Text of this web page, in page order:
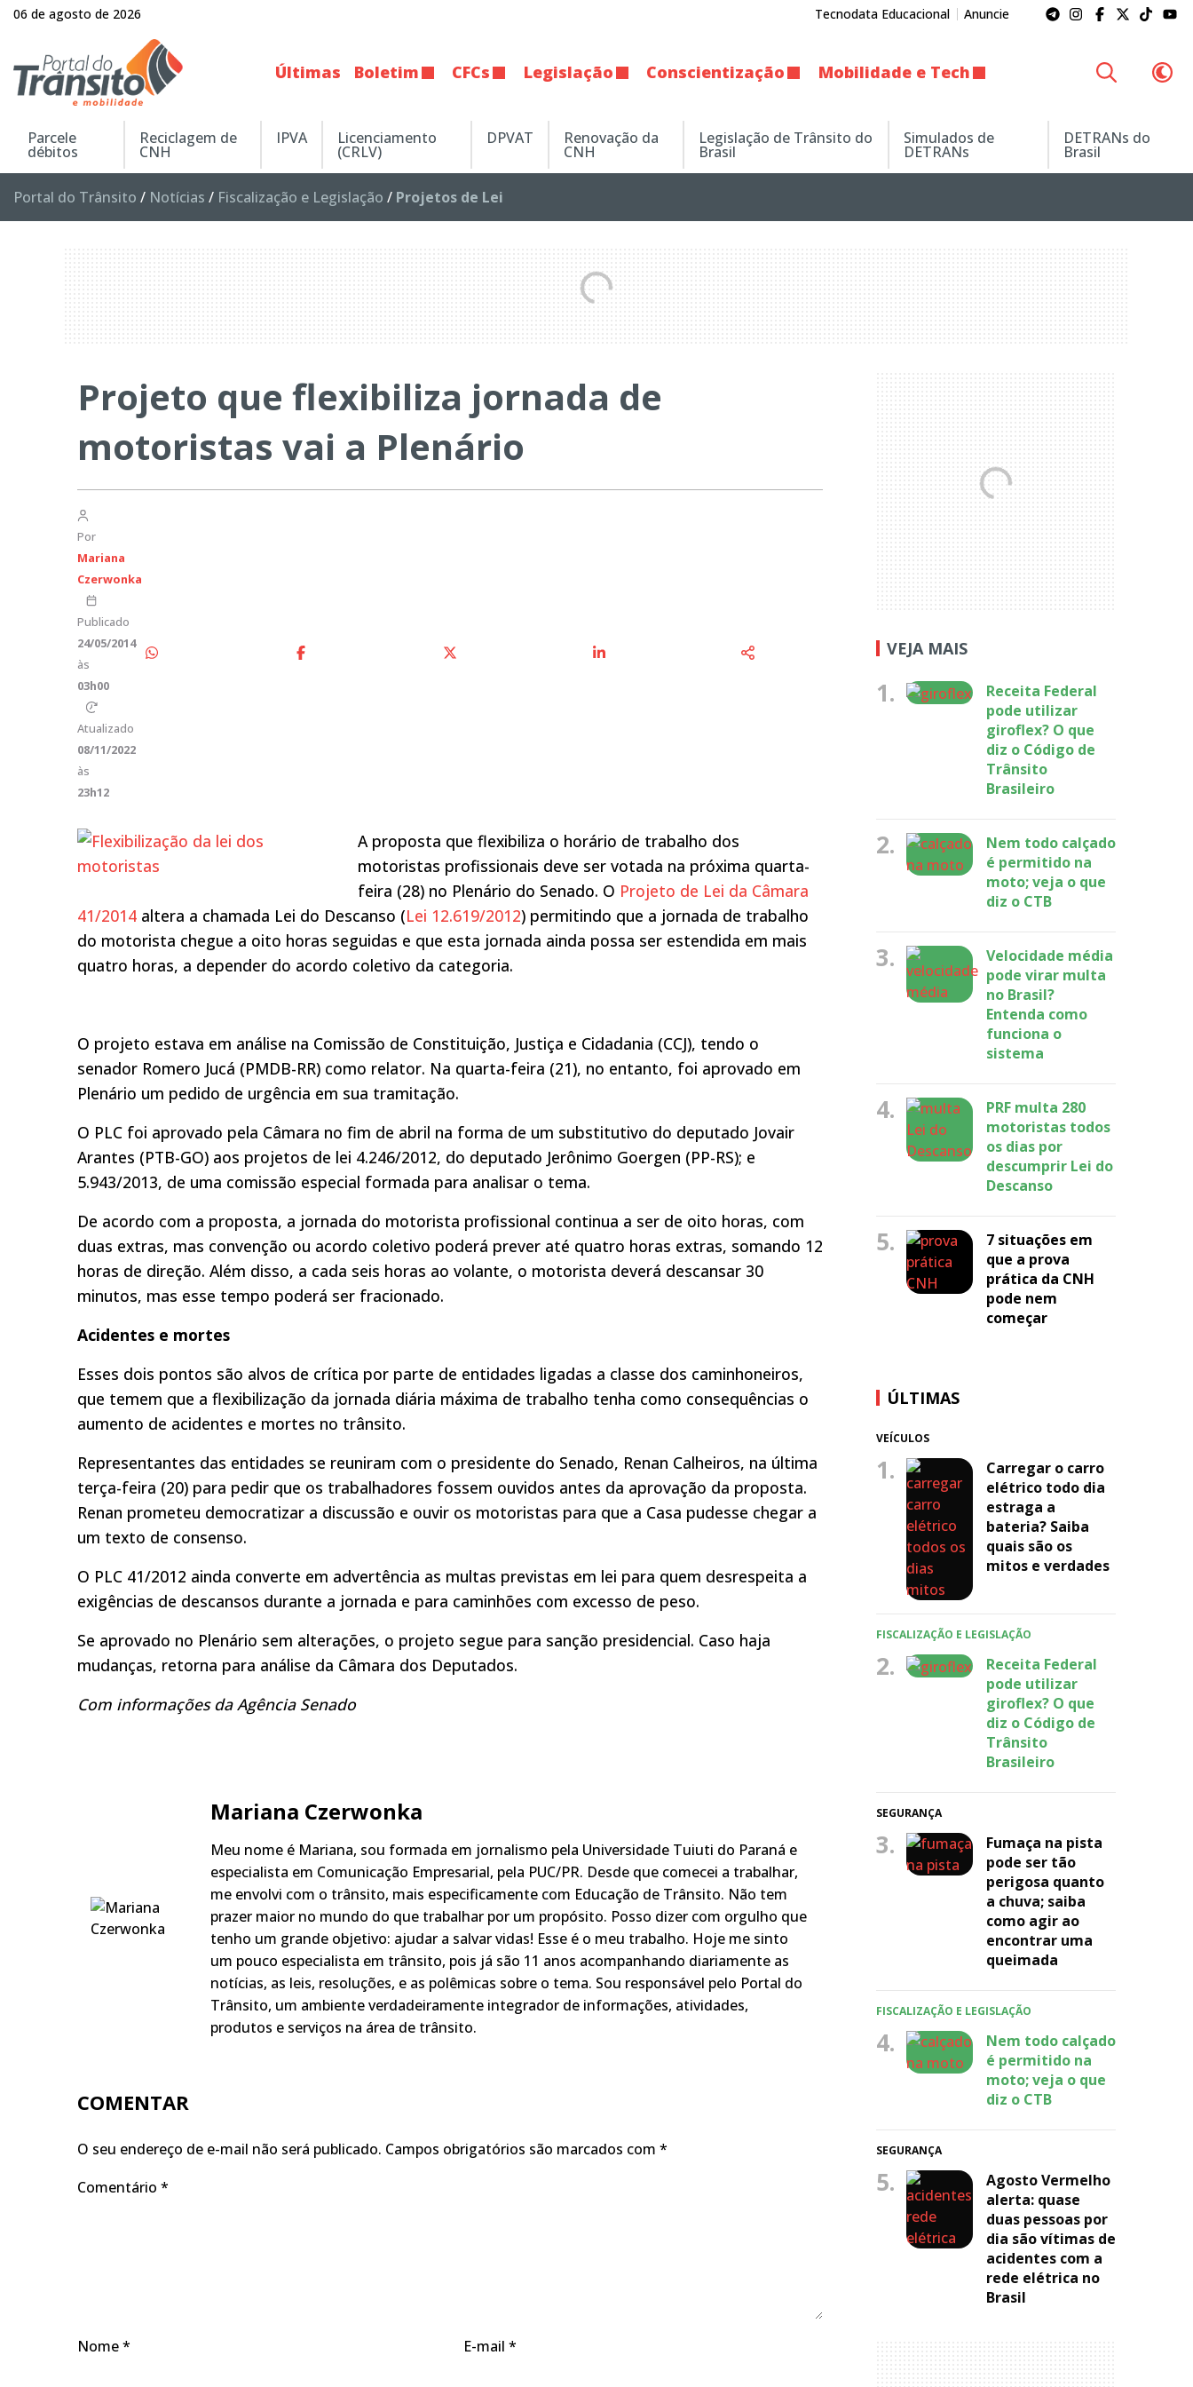
06 de agosto de 2026 Tecnodata Educacional Anuncie
Últimas Boletim CFCs Legislação Conscientização Mobilidade e Tech
Parcele
débitos
Reciclagem de
CNH
IPVA Licenciamento
(CRLV)
DPVAT Renovação da
CNH
Legislação de Trânsito do
Brasil
Simulados de
DETRANs
DETRANs do
Brasil
Portal do Trânsito / Notícias / Fiscalização e Legislação / Projetos de Lei
Projeto que flexibiliza jornada de
motoristas vai a Plenário
Por
Mariana
Czerwonka
Publicado
24/05/2014
às
03h00
Atualizado
08/11/2022
às
23h12
A proposta que flexibiliza o horário de trabalho dos
motoristas profissionais deve ser votada na próxima quarta-
feira (28) no Plenário do Senado. O Projeto de Lei da Câmara
41/2014 altera a chamada Lei do Descanso (Lei 12.619/2012) permitindo que a jornada de trabalho
do motorista chegue a oito horas seguidas e que esta jornada ainda possa ser estendida em mais
quatro horas, a depender do acordo coletivo da categoria.
O projeto estava em análise na Comissão de Constituição, Justiça e Cidadania (CCJ), tendo o
senador Romero Jucá (PMDB-RR) como relator. Na quarta-feira (21), no entanto, foi aprovado em
Plenário um pedido de urgência em sua tramitação.
O PLC foi aprovado pela Câmara no fim de abril na forma de um substitutivo do deputado Jovair
Arantes (PTB-GO) aos projetos de lei 4.246/2012, do deputado Jerônimo Goergen (PP-RS); e
5.943/2013, de uma comissão especial formada para analisar o tema.
De acordo com a proposta, a jornada do motorista profissional continua a ser de oito horas, com
duas extras, mas convenção ou acordo coletivo poderá prever até quatro horas extras, somando 12
horas de direção. Além disso, a cada seis horas ao volante, o motorista deverá descansar 30
minutos, mas esse tempo poderá ser fracionado.
Acidentes e mortes
Esses dois pontos são alvos de crítica por parte de entidades ligadas a classe dos caminhoneiros,
que temem que a flexibilização da jornada diária máxima de trabalho tenha como consequências o
aumento de acidentes e mortes no trânsito.
Representantes das entidades se reuniram com o presidente do Senado, Renan Calheiros, na última
terça-feira (20) para pedir que os trabalhadores fossem ouvidos antes da aprovação da proposta.
Renan prometeu democratizar a discussão e ouvir os motoristas para que a Casa pudesse chegar a
um texto de consenso.
O PLC 41/2012 ainda converte em advertência as multas previstas em lei para quem desrespeita a
exigências de descansos durante a jornada e para caminhões com excesso de peso.
Se aprovado no Plenário sem alterações, o projeto segue para sanção presidencial. Caso haja
mudanças, retorna para análise da Câmara dos Deputados.
Com informações da Agência Senado
Mariana Czerwonka
Meu nome é Mariana, sou formada em jornalismo pela Universidade Tuiuti do Paraná e
especialista em Comunicação Empresarial, pela PUC/PR. Desde que comecei a trabalhar,
me envolvi com o trânsito, mais especificamente com Educação de Trânsito. Não tem
prazer maior no mundo do que trabalhar por um propósito. Posso dizer com orgulho que
tenho um grande objetivo: ajudar a salvar vidas! Esse é o meu trabalho. Hoje me sinto
um pouco especialista em trânsito, pois já são 11 anos acompanhando diariamente as
notícias, as leis, resoluções, e as polêmicas sobre o tema. Sou responsável pelo Portal do
Trânsito, um ambiente verdadeiramente integrador de informações, atividades,
produtos e serviços na área de trânsito.
COMENTAR
O seu endereço de e-mail não será publicado. Campos obrigatórios são marcados com *
Comentário *
Nome* E-mail *
VEJA MAIS
1.
Receita Federal
pode utilizar
giroflex? O que
diz o Código de
Trânsito
Brasileiro
2.
Nem todo calçado
é permitido na
moto; veja o que
diz o CTB
3.
Velocidade média
pode virar multa
no Brasil?
Entenda como
funciona o
sistema
4.
PRF multa 280
motoristas todos
os dias por
descumprir Lei do
Descanso
5.
7 situações em
que a prova
prática da CNH
pode nem
começar
ÚLTIMAS
VEÍCULOS
1.
Carregar o carro
elétrico todo dia
estraga a
bateria? Saiba
quais são os
mitos e verdades
FISCALIZAÇÃO E LEGISLAÇÃO
2.
Receita Federal
pode utilizar
giroflex? O que
diz o Código de
Trânsito
Brasileiro
SEGURANÇA
3.
Fumaça na pista
pode ser tão
perigosa quanto
a chuva; saiba
como agir ao
encontrar uma
queimada
FISCALIZAÇÃO E LEGISLAÇÃO
4.
Nem todo calçado
é permitido na
moto; veja o que
diz o CTB
SEGURANÇA
5.
Agosto Vermelho
alerta: quase
duas pessoas por
dia são vítimas de
acidentes com a
rede elétrica no
Brasil